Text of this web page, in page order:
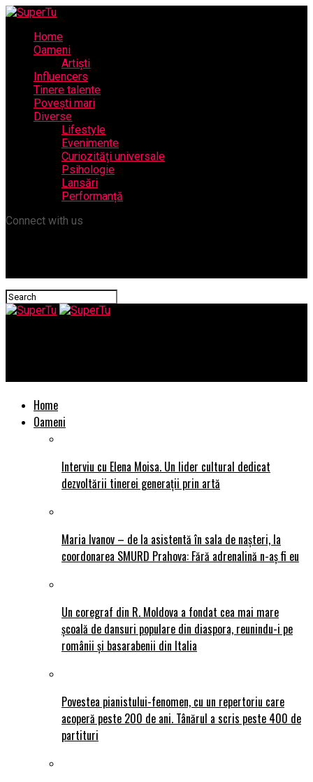
Home
Oameni
Artiști
Influencers
Tinere talente
Povești mari
Diverse
Lifestyle
Evenimente
Curiozități universale
Psihologie
Lansări
Performanță
Connect with us
Home
Oameni
Interviu cu Elena Moisa. Un lider cultural dedicat
dezvoltării tinerei generații prin artă
Maria Ivanov – de la asistentă în sala de nașteri, la
coordonarea SMURD Prahova: Fără adrenalină n-aș fi eu
Un coregraf din R. Moldova a fondat cea mai mare
școală de dansuri populare din diaspora, reunindu-i pe
românii și basarabenii din Italia
Povestea pianistului-fenomen, cu un repertoriu care
acoperă peste 200 de ani. Tânărul a scris peste 400 de
partituri